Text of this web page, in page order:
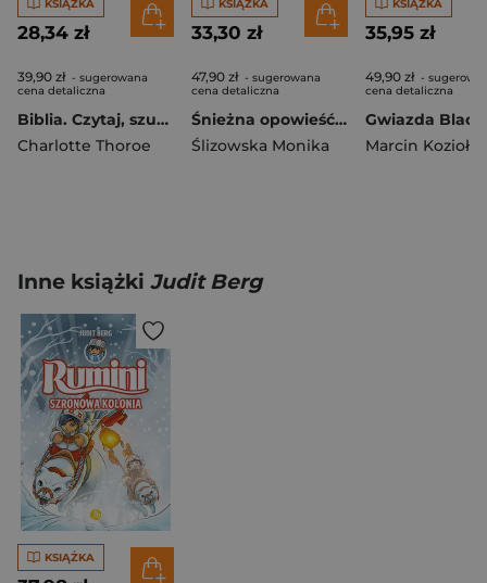
KSIĄŻKA
28,34 zł
39,90 zł - sugerowana
cena detaliczna
Biblia. Czytaj, szukaj, odkrywaj
Charlotte Thoroe
KSIĄŻKA
33,30 zł
47,90 zł - sugerowana
cena detaliczna
Śnieżna opowieść Mikołaja. Czytamy i słuchamy
Ślizowska Monika
KSIĄŻKA
35,95 zł
49,90 zł -
cena detaliczna
Marcin Kozioł
Inne książki Judit Berg
KSIĄŻKA